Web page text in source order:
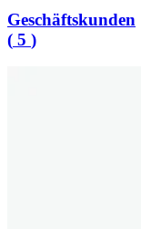
Geschäftskunden
( 5 )